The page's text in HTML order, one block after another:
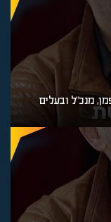
מנכ"ל ובעלים